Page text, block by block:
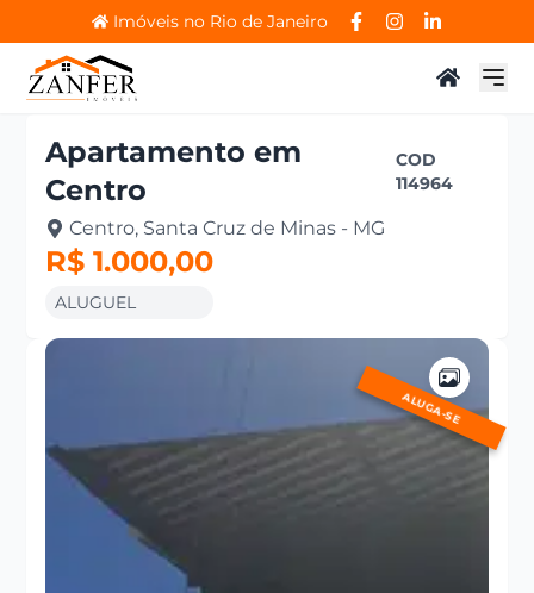
Imóveis no Rio de Janeiro
Apartamento em
Centro
COD
114964
Centro, Santa Cruz de Minas - MG
R$ 1.000,00
ALUGUEL
ALUGA-SE